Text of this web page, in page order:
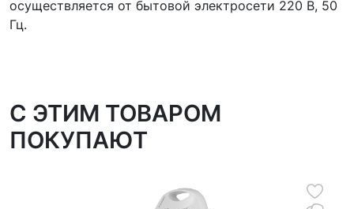
осуществляется от бытовой электросети 220 В, 50
Гц.
C ЭТИМ ТОВАРОМ
ПОКУПАЮТ